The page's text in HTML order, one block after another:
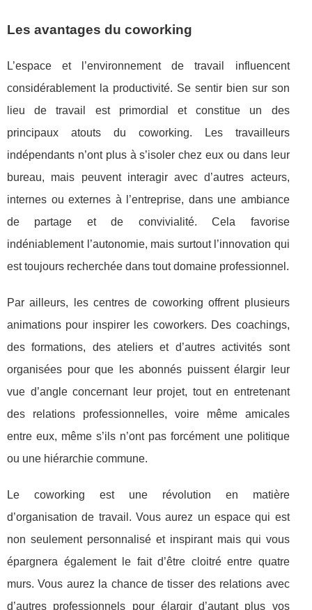
Les avantages du coworking
L’espace et l’environnement de travail influencent
considérablement la productivité. Se sentir bien sur son
lieu de travail est primordial et constitue un des
principaux atouts du coworking. Les travailleurs
indépendants n’ont plus à s’isoler chez eux ou dans leur
bureau, mais peuvent interagir avec d’autres acteurs,
internes ou externes à l’entreprise, dans une ambiance
de partage et de convivialité. Cela favorise
indéniablement l’autonomie, mais surtout l’innovation qui
est toujours recherchée dans tout domaine professionnel.
Par ailleurs, les centres de coworking offrent plusieurs
animations pour inspirer les coworkers. Des coachings,
des formations, des ateliers et d’autres activités sont
organisées pour que les abonnés puissent élargir leur
vue d’angle concernant leur projet, tout en entretenant
des relations professionnelles, voire même amicales
entre eux, même s’ils n’ont pas forcément une politique
ou une hiérarchie commune.
Le coworking est une révolution en matière
d’organisation de travail. Vous aurez un espace qui est
non seulement personnalisé et inspirant mais qui vous
épargnera également le fait d’être cloitré entre quatre
murs. Vous aurez la chance de tisser des relations avec
d’autres professionnels pour élargir d’autant plus vos